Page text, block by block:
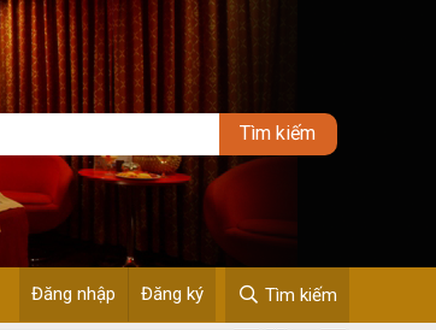
Đăng nhập Đăng ký Tìm kiếm